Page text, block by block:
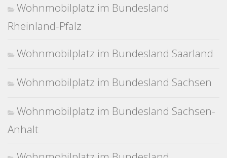
Wohnmobilplatz im Bundesland
Rheinland-Pfalz
Wohnmobilplatz im Bundesland Saarland
Wohnmobilplatz im Bundesland Sachsen
Wohnmobilplatz im Bundesland Sachsen-
Anhalt